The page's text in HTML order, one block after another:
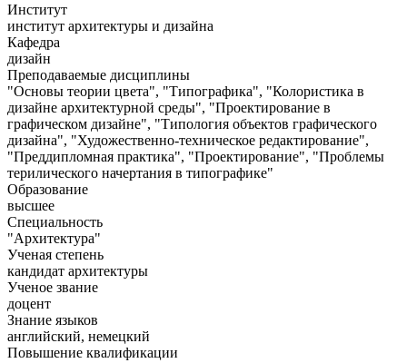
Институт
институт архитектуры и дизайна
Кафедра
дизайн
Преподаваемые дисциплины
"Основы теории цвета", "Типографика", "Колористика в
дизайне архитектурной среды", "Проектирование в
графическом дизайне", "Типология объектов графического
дизайна", "Художественно-техническое редактирование",
"Преддипломная практика", "Проектирование", "Проблемы
терилического начертания в типографике"
Образование
высшее
Специальность
"Архитектура"
Ученая степень
кандидат архитектуры
Ученое звание
доцент
Знание языков
английский, немецкий
Повышение квалификации